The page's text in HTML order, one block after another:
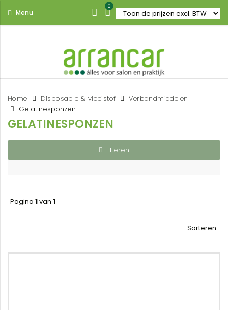
Menu
0
Home Disposable & vloeistof
Verbandmiddelen
Gelatinesponzen
GELATINESPONZEN
Filteren
Pagina 1van 1
Sorteren: